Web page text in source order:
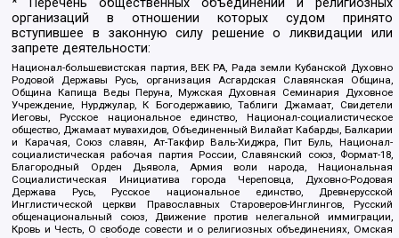
* Перечень общественных объединений и религиозных
организаций в отношении которых судом принято
вступившее в законную силу решение о ликвидации или
запрете деятельности:
Национал-большевистская партия, ВЕК РА, Рада земли Кубанской Духовно
Родовой Державы Русь, организация Асгардская Славянская Община,
Община Капища Веды Перуна, Мужская Духовная Семинария Духовное
Учреждение, Нурджулар, К Богодержавию, Таблиги Джамаат, Свидетели
Иеговы, Русское национальное единство, Национал-социалистическое
общество, Джамаат мувахидов, Объединенный Вилайат Кабарды, Балкарии
и Карачая, Союз славян, Ат-Такфир Валь-Хиджра, Пит Буль, Национал-
социалистическая рабочая партия России, Славянский союз, Формат-18,
Благородный Орден Дьявола, Армия воли народа, Национальная
Социалистическая Инициатива города Череповца, Духовно-Родовая
Держава Русь, Русское национальное единство, Древнерусской
Инглистической церкви Православных Староверов-Инглингов, Русский
общенациональный союз, Движение против нелегальной иммиграции,
Кровь и Честь, О свободе совести и о религиозных объединениях, Омская